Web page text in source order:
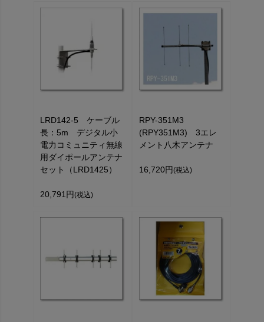
LRD142-5 ケーブル
長：5m デジタル小
電力コミュニティ無線
用ダイポールアンテナ
セット（LRD1425）
20,791円 (税込)
RPY-351M3
(RPY351M3) 3エレ
メント八木アンテナ
16,720円 (税込)